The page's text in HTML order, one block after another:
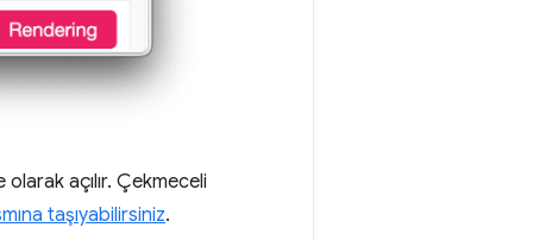
açılır. Çekmeceli
taşıyabilirsiniz.